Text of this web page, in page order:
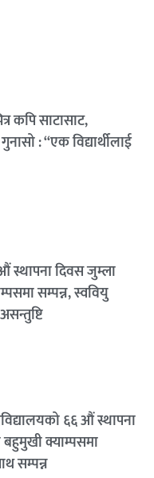
कपि साटासाट,
गुनासो : “एक विद्यार्थीलाई
स्थापना दिवस जुम्ला
सम्पन्न, स्ववियु
६६ औं स्थापना
क्याम्पसमा
सम्पन्न